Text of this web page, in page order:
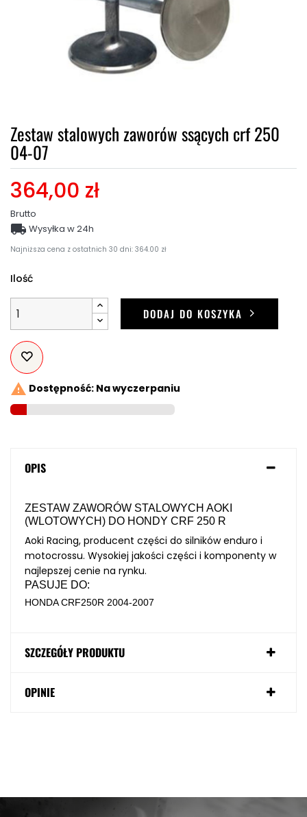
Zestaw stalowych zaworów ssących crf 250
04-07
364,00 zł
Brutto
Najniższa cena z ostatnich 30 dni: 364.00 zł
 Wysyłka w 24h
Ilość
DODAJ DO KOSZYKA
 Dostępność: Na wyczerpaniu
OPIS
ZESTAW ZAWORÓW STALOWYCH AOKI
(WLOTOWYCH) DO HONDY CRF 250 R
Aoki Racing, producent części do silników enduro i
motocrossu. Wysokiej jakości części i komponenty w
najlepszej cenie na rynku.
PASUJE DO:
HONDA CRF250R 2004-2007
SZCZEGÓŁY PRODUKTU
OPINIE